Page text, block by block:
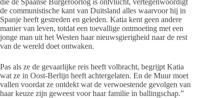
de communistische kant van Duitsland alles waarvoor hij in
Spanje heeft gestreden en geleden. Katia kent geen andere
manier van leven, totdat een toevallige ontmoeting met een
jonge man uit het Westen haar nieuwsgierigheid naar de rest
van de wereld doet ontwaken.
Pas als ze de gevaarlijke reis heeft volbracht, begrijpt Katia
wat ze in Oost-Berlijn heeft achtergelaten. En de Muur moet
vallen voordat ze ontdekt wat de verwoestende gevolgen van
haar keuze zijn geweest voor haar familie in ballingschap.”